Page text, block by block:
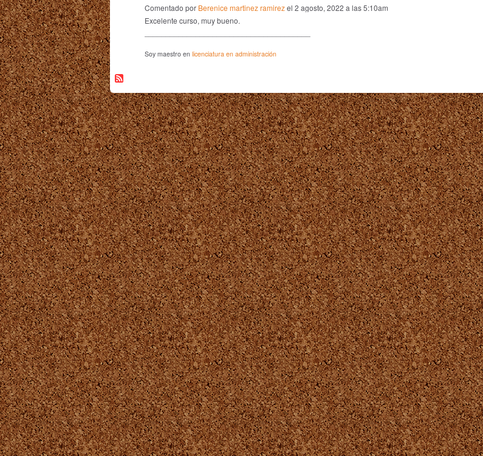
Comentado por Berenice martinez ramirezel 2 agosto, 2022 a las 5:10am
Excelente curso, muy bueno.
Soy maestro en licenciatura en administración